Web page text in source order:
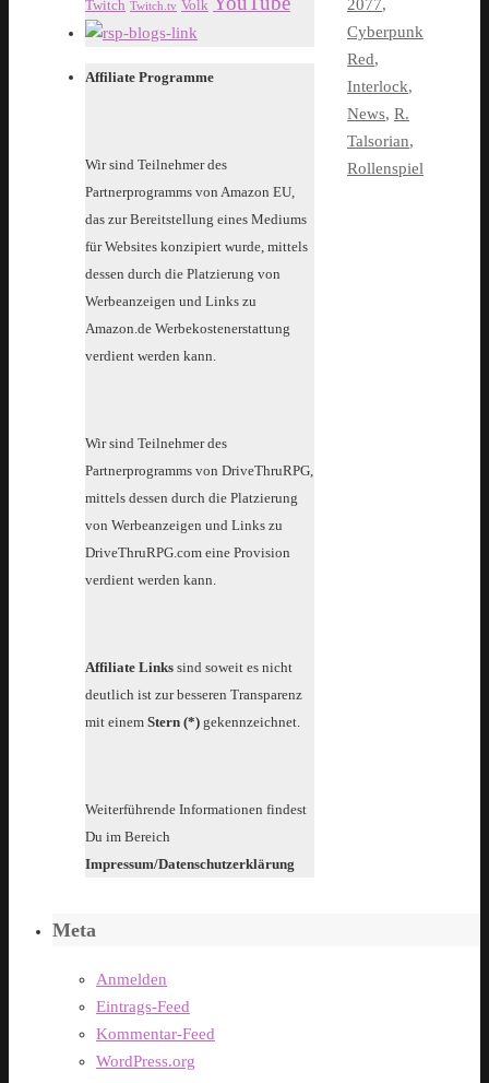
2077,
Cyberpunk
Red,
Interlock,
News, R.
Talsorian,
Rollenspiel
Twitch Twitch.tv Volk
Affiliate Programme
Wir sind Teilnehmer des
Partnerprogramms von Amazon EU,
das zur Bereitstellung eines Mediums
für Websites konzipiert wurde, mittels
dessen durch die Platzierung von
Werbeanzeigen und Links zu
Amazon.de Werbekostenerstattung
verdient werden kann.
Wir sind Teilnehmer des
Partnerprogramms von DriveThruRPG,
mittels dessen durch die Platzierung
von Werbeanzeigen und Links zu
DriveThruRPG.com eine Provision
verdient werden kann.
Affiliate Links sind soweit es nicht
deutlich ist zur besseren Transparenz
mit einem Stern (*) gekennzeichnet.
Weiterführende Informationen findest
Du im Bereich
Impressum/Datenschutzerklärung
Meta
Anmelden
Eintrags-Feed
Kommentar-Feed
WordPress.org